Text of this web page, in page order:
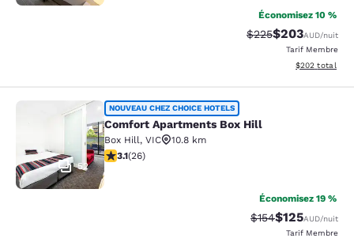
Économisez 10 %
Tarif barré :
$225Tarif réduit :
$203AUD/nuit
Tarif Membre
Afficher les
$202 total
Comfort Apartments Box Hill
52
NOUVEAU CHEZ CHOICE HOTELS
Comfort Apartments Box Hill
Box Hill, VIC
10.8 km
3.12 étoiles. Bien. 26 commentaires
3.1(26)
Économisez 19 %
Tarif barré :
$154Tarif réduit :
$125AUD/nuit
Tarif Membre